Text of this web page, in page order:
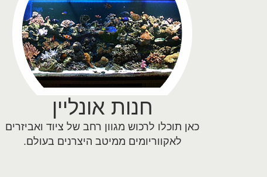
חנות אונליין
כאן תוכלו לרכוש מגוון רחב של ציוד ואביזרים
לאקווריומים ממיטב היצרנים בעולם.